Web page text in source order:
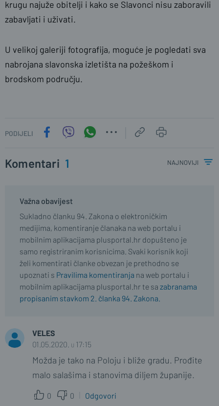
krugu najuže obitelji i kako se Slavonci nisu zaboravili
zabavljati i uživati.
U velikoj galeriji fotografija, moguće je pogledati sva
nabrojana slavonska izletišta na požeškom i
brodskom području.
PODIJELI
Komentari 1 najnoviji
Važna obavijest
Sukladno članku 94. Zakona o elektroničkim
medijima, komentiranje članaka na web portalu i
mobilnim aplikacijama plusportal.hr dopušteno je
samo registriranim korisnicima. Svaki korisnik koji
želi komentirati članke obvezan je prethodno se
upoznati s Pravilima komentiranja na web portalu i
mobilnim aplikacijama plusportal.hr te sa zabranama
propisanim stavkom 2. članka 94. Zakona.
VELES
01.05.2020. u 17:15
Možda je tako na Poloju i bliže gradu. Prođite
malo salašima i stanovima diljem županije.
0 0 Odgovori